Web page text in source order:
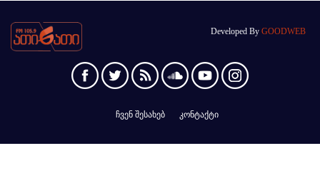
Developed By GOODWEB
ჩვენ შესახებ კონტაქტი